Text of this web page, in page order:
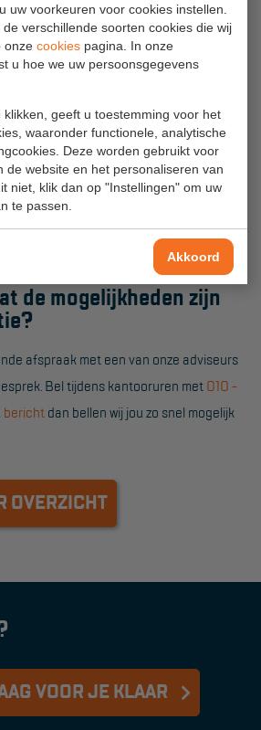
uw voorkeuren voor cookies instellen.
verschillende soorten cookies die wij
onze cookies pagina. In onze
u hoe we uw persoonsgegevens
klikken, geeft u toestemming voor het
waaronder functionele, analytische
Deze worden gebruikt voor
de website en het personaliseren van
niet, klik dan op "Instellingen" om uw
te passen.
Akkoord
buit werkzaamheden)
en mobiele platformtrappen worden
de mogelijkheden zijn
afspraak met een van onze adviseurs
Bel tijdens kantooruren met 010 -
bericht dan bellen wij jou zo snel mogelijk
OVERZICHT
VOOR JE KLAAR